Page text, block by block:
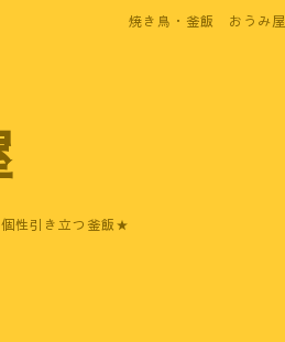
焼き鳥・釜飯 おうみ屋
性引き立つ釜飯★